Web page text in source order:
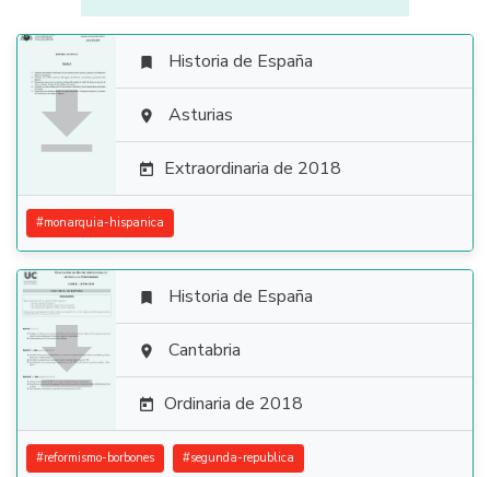

 Historia de España
 Asturias
 Extraordinaria de 2018
#monarquia-hispanica

 Historia de España
 Cantabria
 Ordinaria de 2018
#reformismo-borbones #segunda-republica